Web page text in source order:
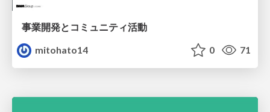
事業開発とコミュニティ活動
mitohato14
0 71